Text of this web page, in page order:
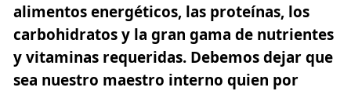
alimentos energéticos, las proteínas, los
carbohidratos y la gran gama de nutrientes
y vitaminas requeridas. Debemos dejar que
sea nuestro maestro interno quien por